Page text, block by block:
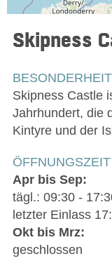
Skipness
BESONDERHEIT
Skipness Castle
Jahrhundert, die
Kintyre und der
ÖFFNUNGSZEIT
Apr bis Sep:
tägl.: 09:30 -
letzter Einlass
Okt bis Mrz:
geschlossen